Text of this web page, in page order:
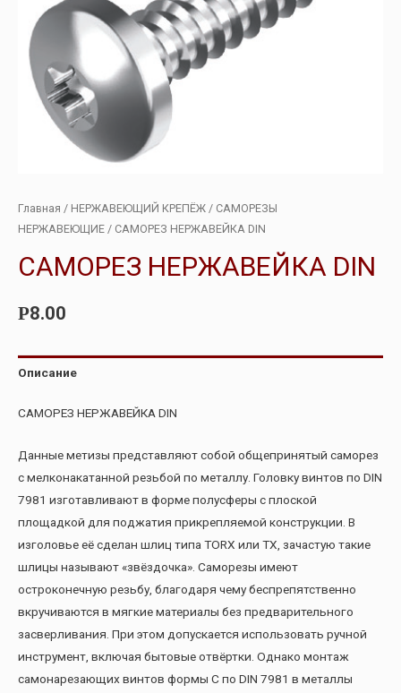
Главная / НЕРЖАВЕЮЩИЙ КРЕПЁЖ / САМОРЕЗЫ
НЕРЖАВЕЮЩИЕ / САМОРЕЗ НЕРЖАВЕЙКА DIN
САМОРЕЗ НЕРЖАВЕЙКА DIN
Р8.00
Описание
САМОРЕЗ НЕРЖАВЕЙКА DIN
Данные метизы представляют собой общепринятый саморез
с мелконакатанной резьбой по металлу. Головку винтов по DIN
7981 изготавливают в форме полусферы с плоской
площадкой для поджатия прикрепляемой конструкции. В
изголовье её сделан шлиц типа TORX или TX, зачастую такие
шлицы называют «звёздочка». Саморезы имеют
остроконечную резьбу, благодаря чему беспрепятственно
вкручиваются в мягкие материалы без предварительного
засверливания. При этом допускается использовать ручной
инструмент, включая бытовые отвёртки. Однако монтаж
самонарезающих винтов формы С по DIN 7981 в металлы